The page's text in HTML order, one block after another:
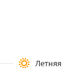
Летняя